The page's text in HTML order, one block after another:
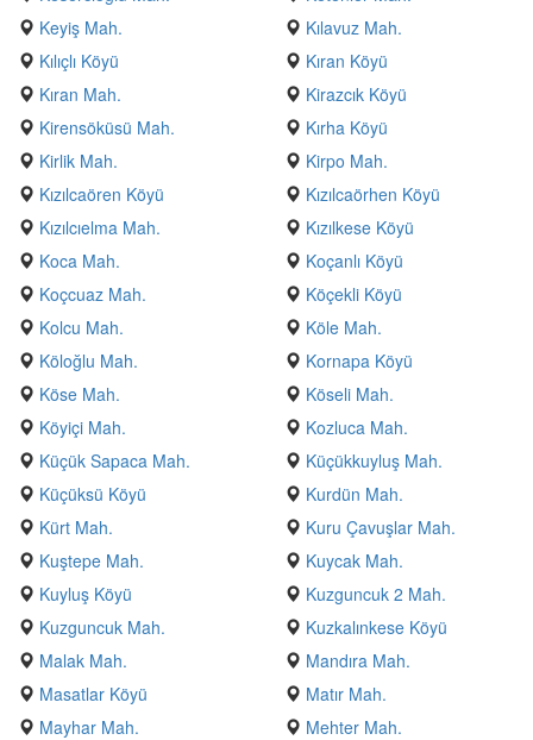
Keyiş Mah.
Kılavuz Mah.
Kılıçlı Köyü
Kıran Köyü
Kıran Mah.
Kirazcık Köyü
Kirensöküsü Mah.
Kırha Köyü
Kirlik Mah.
Kirpo Mah.
Kızılcaören Köyü
Kızılcaörhen Köyü
Kızılcıelma Mah.
Kızılkese Köyü
Koca Mah.
Koçanlı Köyü
Koçcuaz Mah.
Köçekli Köyü
Kolcu Mah.
Köle Mah.
Köloğlu Mah.
Kornapa Köyü
Köse Mah.
Köseli Mah.
Köyiçi Mah.
Kozluca Mah.
Küçük Sapaca Mah.
Küçükkuyluş Mah.
Küçüksü Köyü
Kurdün Mah.
Kürt Mah.
Kuru Çavuşlar Mah.
Kuştepe Mah.
Kuycak Mah.
Kuyluş Köyü
Kuzguncuk 2 Mah.
Kuzguncuk Mah.
Kuzkalınkese Köyü
Malak Mah.
Mandıra Mah.
Masatlar Köyü
Matır Mah.
Mayhar Mah.
Mehter Mah.